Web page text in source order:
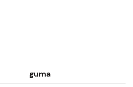
guma